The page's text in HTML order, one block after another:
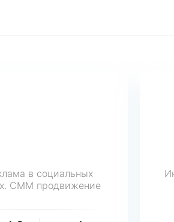
в социальных
СММ продвижение